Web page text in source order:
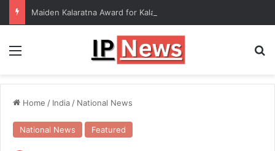
Menu
Home / India/ National News
National News Featured